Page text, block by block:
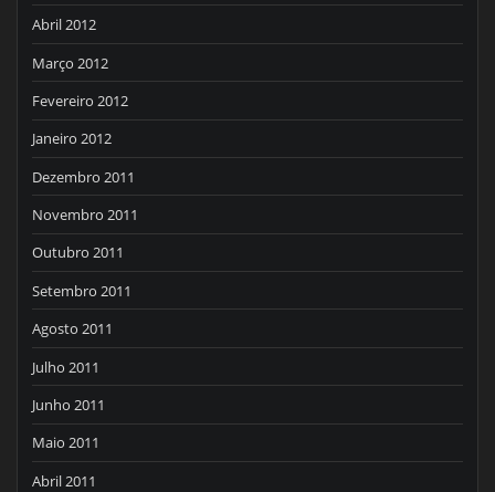
Abril 2012
Março 2012
Fevereiro 2012
Janeiro 2012
Dezembro 2011
Novembro 2011
Outubro 2011
Setembro 2011
Agosto 2011
Julho 2011
Junho 2011
Maio 2011
Abril 2011